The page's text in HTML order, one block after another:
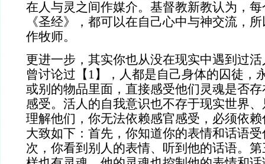
在人与灵之间作媒介。基督教新教认为，
《圣经》，都可以在自己心中与神交流，
作牧师。
更进一步，其实你也从没在现实中遇到过
曾讨论过【 1】，人都是自己身体的囚徒，
或别的物品里面，直接感受他们灵魂是否
感受。活人的自我意识也不存于现实世界
理解他们，你无法依赖感官感受，必须依
大致如下：首先，你知道你的表情和话语
次，你看到别人的表情、听到他的话语。